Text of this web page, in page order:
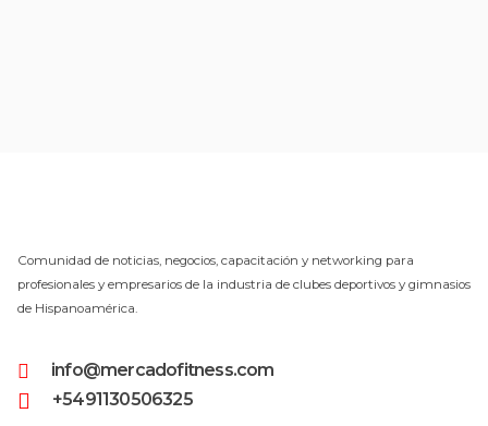
Comunidad de noticias, negocios, capacitación y networking para
profesionales y empresarios de la industria de clubes deportivos y gimnasios
de Hispanoamérica.
info@mercadofitness.com
+5491130506325